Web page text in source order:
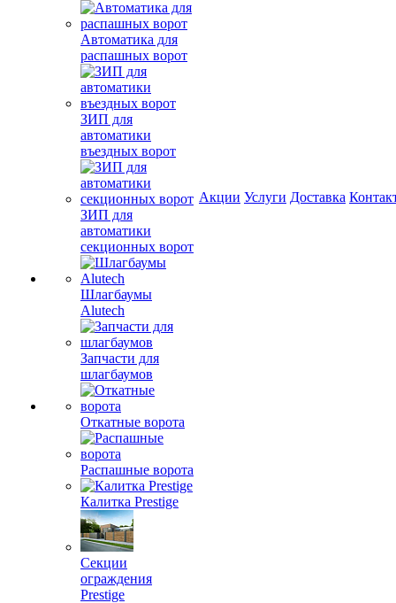
Автоматика для
распашных ворот
ЗИП для
автоматики
въездных ворот
ЗИП для
автоматики
секционных ворот
Шлагбаумы
Alutech
Запчасти для
шлагбаумов
Откатные ворота
Распашные ворота
Калитка Prestige
Секции
ограждения
Prestige
Акции Услуги Доставка